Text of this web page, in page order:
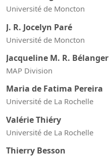
Université de Moncton
J. R. Jocelyn Paré
Université de Moncton
Jacqueline M. R. Bélanger
MAP Division
Maria de Fatima Pereira
Université de La Rochelle
Valérie Thiéry
Université de La Rochelle
Thierry Besson